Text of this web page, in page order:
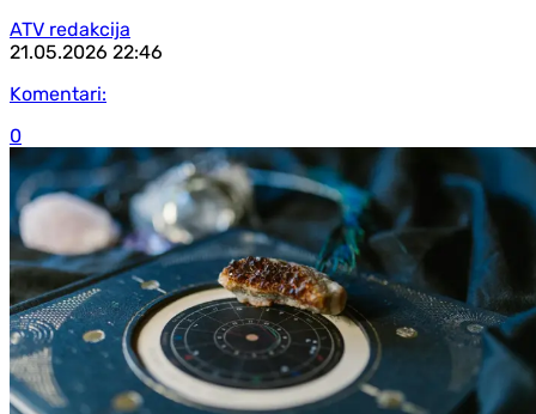
ATV redakcija
21.05.2026 22:46
Komentari:
0